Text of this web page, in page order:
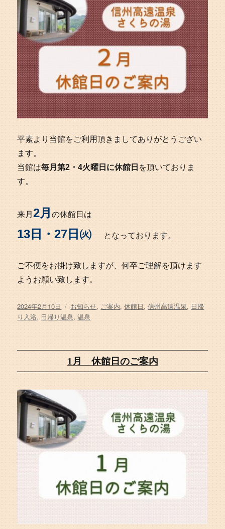
平素より当館をご利用頂きましてありがとうござい
ます。
当館は毎月第2・4火曜日に休館日 を頂いておりま
す。
来月2月の休館日は
13日・27日㈫ となっております。
ご不便をお掛け致しますが、何卒ご理解を頂けます
ようお願い致します。
投
稿
2024年2月10日
タ
グ
お知らせ, ご案内,休館日,信州高遠温泉, 日帰
り入浴, 日帰り温泉,温泉
1月 休館日のご案内